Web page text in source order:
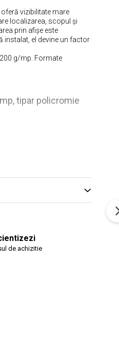
vizibilitate mare
localizarea, scopul şi
prin afişe este
instalat, el devine un factor
g/mp. Formate
tipar policromie
de achizitie